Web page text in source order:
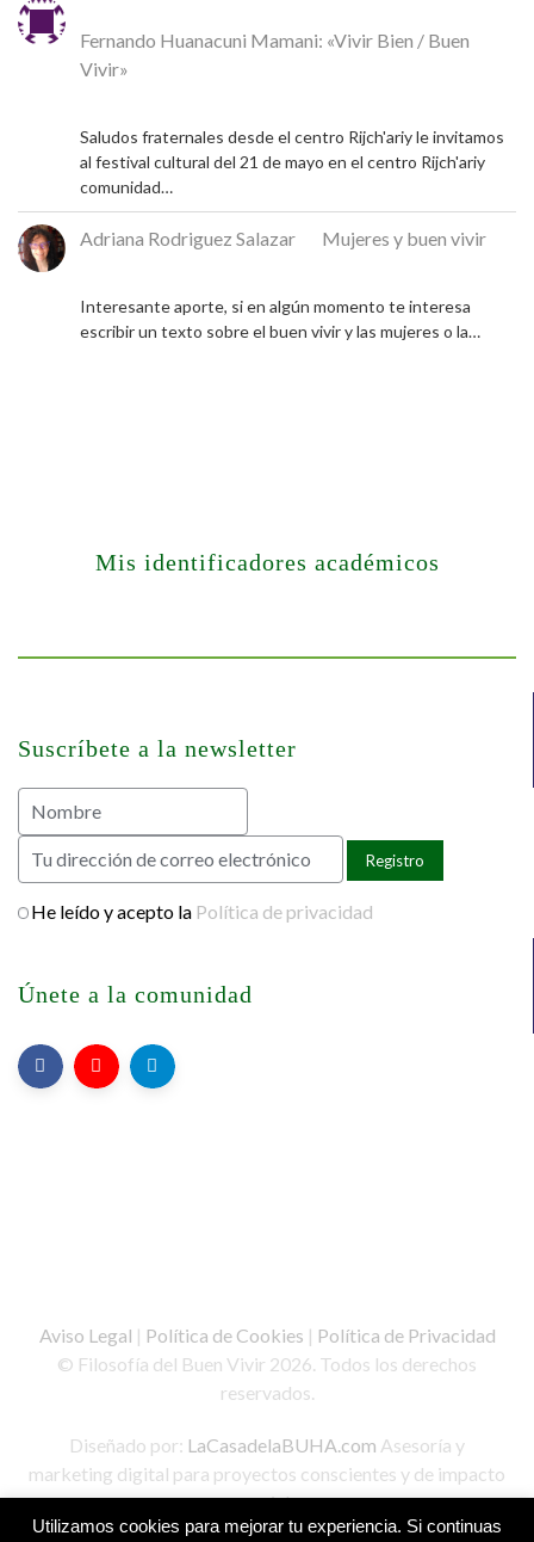
Fernando Huanacuni Mamani: «Vivir Bien / Buen
Vivir»
Saludos fraternales desde el centro Rijch'ariy le invitamos
al festival cultural del 21 de mayo en el centro Rijch'ariy
comunidad…
Adriana Rodriguez Salazar Mujeres y buen vivir
Interesante aporte, si en algún momento te interesa
escribir un texto sobre el buen vivir y las mujeres o la…
Mis identificadores académicos
Suscríbete a la newsletter
He leído y acepto la Política de privacidad
Únete a la comunidad
Aviso Legal | Política de Cookies | Política de Privacidad
© Filosofía del Buen Vivir 2026. Todos los derechos
reservados.
Diseñado por: LaCasadelaBUHA.com Asesoría y
marketing digital para proyectos conscientes y de impacto
social.
Utilizamos cookies para mejorar tu experiencia. Si continuas